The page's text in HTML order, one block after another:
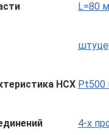
L=80
НСХ Pt500
4-х